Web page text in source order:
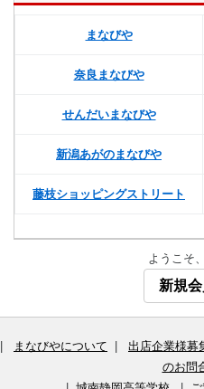
まなびや
奈良まなびや
せんだいまなびや
新潟あがのまなびや
藤枝ショッピングストリート
ようこそ、
新規
まなびやについて 出店企業様募
のお問